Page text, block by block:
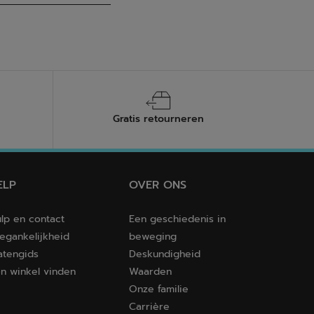
Gratis retourneren
en contact
winkel vinden
OVER ONS
Een geschiedenis in
beweging
Deskundigheid
Waarden
Onze familie
Carrière